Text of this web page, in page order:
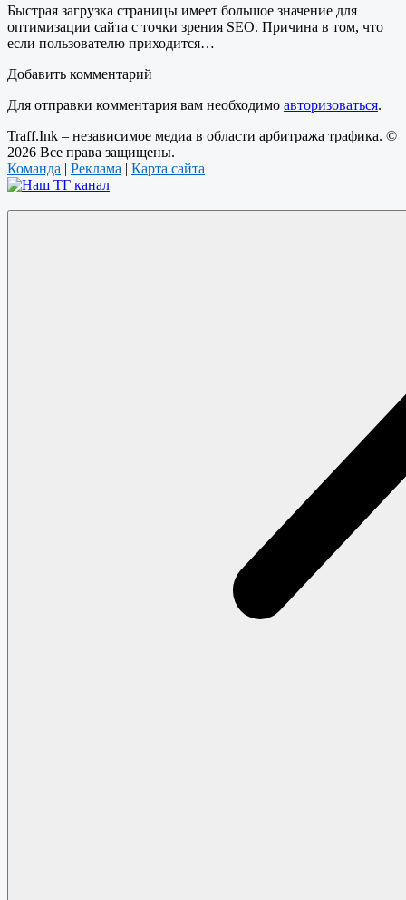
Быстрая загрузка страницы имеет большое значение для
оптимизации сайта с точки зрения SEO. Причина в том, что
если пользователю приходится…
Добавить комментарий
Для отправки комментария вам необходимо авторизоваться.
Traff.Ink – независимое медиа в области арбитража трафика. ©
2026 Все права защищены.
Команда | Реклама | Карта сайта